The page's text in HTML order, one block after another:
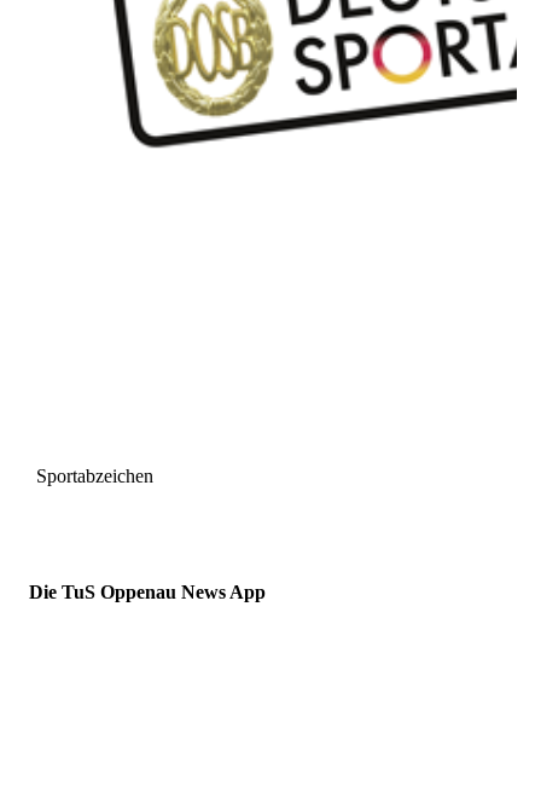
Sportabzeichen
Die TuS Oppenau News App